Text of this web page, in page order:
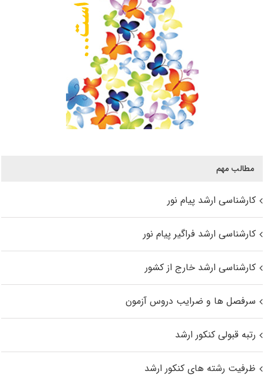
مطالب مهم
کارشناسی ارشد پیام نور
کارشناسی ارشد فراگیر پیام نور
کارشناسی ارشد خارج از کشور
سرفصل ها و ضرایب دروس آزمون
رتبه قبولی کنکور ارشد
ظرفیت رشته های کنکور ارشد